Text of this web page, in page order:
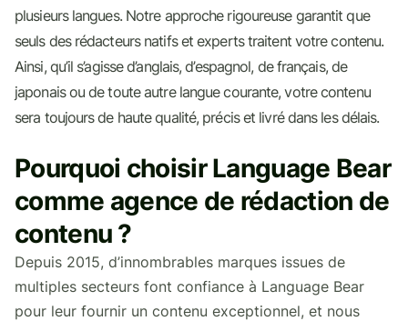
plusieurs langues. Notre approche rigoureuse garantit que
seuls des rédacteurs natifs et experts traitent votre contenu.
Ainsi, qu’il s’agisse d’anglais, d’espagnol, de français, de
japonais ou de toute autre langue courante, votre contenu
sera toujours de haute qualité, précis et livré dans les délais.
Pourquoi choisir Language Bear
comme agence de rédaction de
contenu ?
Depuis 2015, d’innombrables marques issues de
multiples secteurs font confiance à Language Bear
pour leur fournir un contenu exceptionnel, et nous